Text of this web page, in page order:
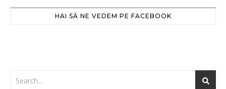
HAI SĂ NE VEDEM PE FACEBOOK